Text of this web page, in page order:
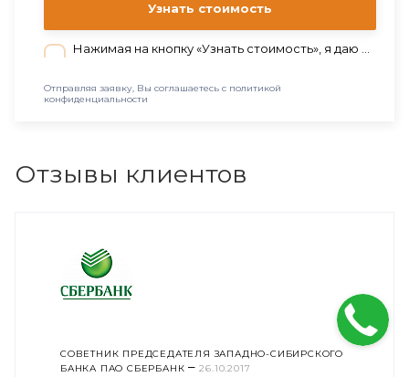
Узнать стоимость
Нажимая на кнопку «Узнать стоимость», я даю согласие на обработку персональных данных в соответствии с нашей
Отправляя заявку, Вы соглашаетесь с политикой
конфиденциальности
Отзывы клиентов
СОВЕТНИК ПРЕДСЕДАТЕЛЯ ЗАПАДНО-СИБИРСКОГО
БАНКА ПАО СБЕРБАНК – 26.10.2017